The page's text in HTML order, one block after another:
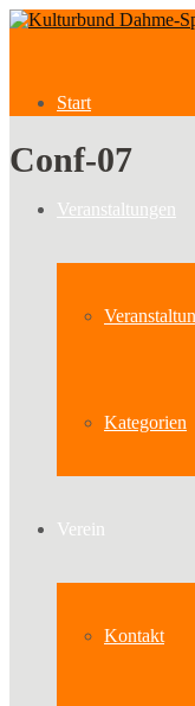
Start
Veranstaltungen
Kategorien
Verein
Kontakt
Conf-07